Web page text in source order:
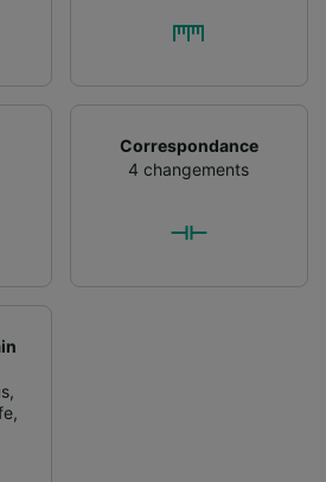
Correspondance
4 changements
,
,